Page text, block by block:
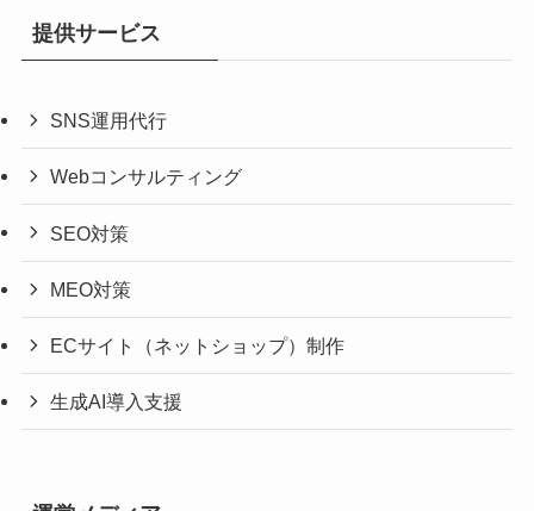
提供サービス
SNS運用代行
Webコンサルティング
SEO対策
MEO対策
ECサイト（ネットショップ）制作
生成AI導入支援